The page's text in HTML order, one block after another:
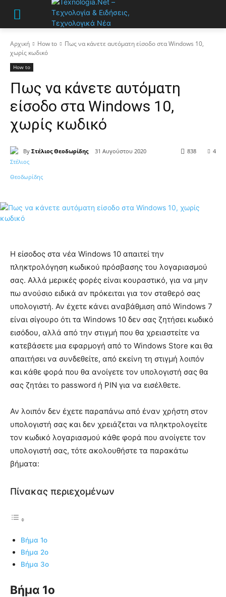
Αρχική How to
Πως να κάνετε αυτόματη είσοδο στα Windows 10,
χωρίς κωδικό
How to
Πως να κάνετε αυτόματη
είσοδο στα Windows 10,
χωρίς κωδικό
By Στέλιος Θεοδωρίδης 31 Αυγούστου 2020 4
838
Η είσοδος στα νέα Windows 10 απαιτεί την
πληκτρολόγηση κωδικού πρόσβασης του λογαριασμού
σας. Αλλά μερικές φορές είναι κουραστικό, για να μην
πω ανούσιο ειδικά αν πρόκειται για τον σταθερό σας
υπολογιστή. Αν έχετε κάνει αναβάθμιση από Windows 7
είναι σίγουρο ότι τα Windows 10 δεν σας ζητήσει κωδικό
εισόδου, αλλά από την στιγμή που θα χρειαστείτε να
κατεβάσετε μια εφαρμογή από το Windows Store και θα
απαιτήσει να συνδεθείτε, από εκείνη τη στιγμή λοιπόν
και κάθε φορά που θα ανοίγετε τον υπολογιστή σας θα
σας ζητάει το password ή PIN για να εισέλθετε.
Αν λοιπόν δεν έχετε παραπάνω από έναν χρήστη στον
υπολογιστή σας και δεν χρειάζεται να πληκτρολογείτε
τον κωδικό λογαριασμού κάθε φορά που ανοίγετε τον
υπολογιστή σας, τότε ακολουθήστε τα παρακάτω
βήματα:
Πίνακας περιεχομένων
Βήμα 1ο
Βήμα 2ο
Βήμα 3ο
Βήμα 1ο